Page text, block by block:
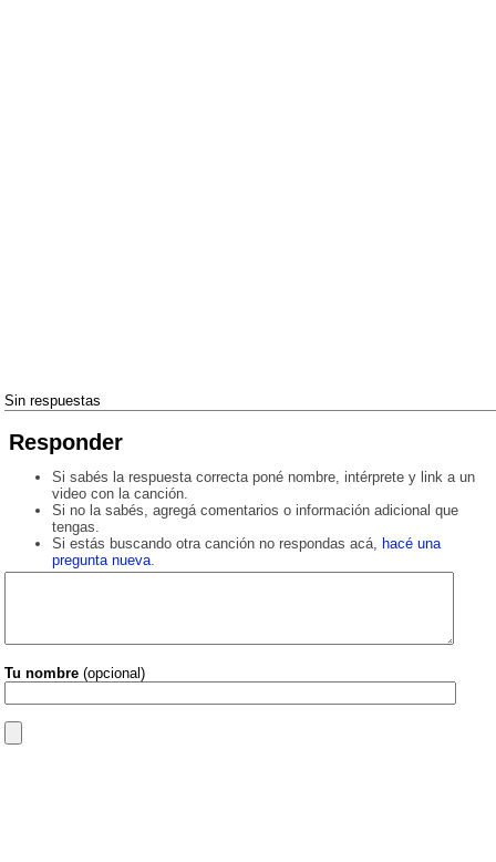
Sin respuestas
Responder
Si sabés la respuesta correcta poné nombre, intérprete y link a un
video con la canción.
Si no la sabés, agregá comentarios o información adicional que
tengas.
Si estás buscando otra canción no respondas acá, hacé una
pregunta nueva.
Tu nombre (opcional)